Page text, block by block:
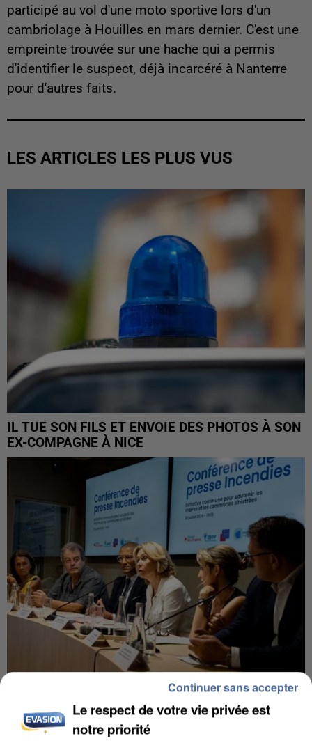
participé au vol d'une moto sportive lors d'un
cambriolage à Houilles en mars dernier. C'est une
empreinte trouvée sur une hache qui a permis
d'identifier le suspect, déjà incarcéré à Nanterre
pour d'autres faits.
LES ARTICLES LES PLUS VUS
IL TUE SON FILS ET ENVOIE DES PHOTOS À SON
EX-COMPAGNE À NICE
INCENDIES : L’ÎLE-DE-FRANCE LANCE UN ÉLAN
DE SOLIDARITÉ AVEC LES...
Le respect de votre vie privée est
notre priorité
Continuer sans accepter